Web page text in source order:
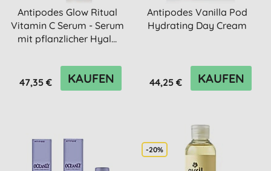
Antipodes Glow Ritual
Vitamin C Serum - Serum
mit pflanzlicher Hyal...
47,35 € KAUFEN
Antipodes Vanilla Pod
Hydrating Day Cream
44,25 € KAUFEN
-20%